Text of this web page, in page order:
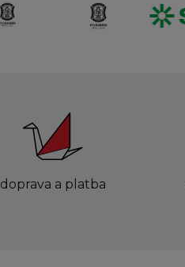
doprava a platba